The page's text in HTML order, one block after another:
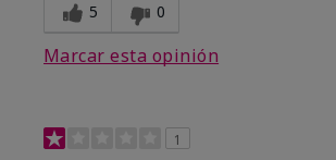
5 0
Marcar esta opinión
1